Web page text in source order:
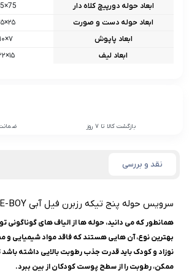
ابعاد حوله دورپیچ کلاه دار
75×75 سانتی متر
ابعاد حوله دست و صورت
۲۵×۲۵ سانتی متر
ابعاد پاپوش
۷×۱۰ سانتی متر
ابعاد لیف
۱۵×۲۲ سانتی متر
بازگشت کالا تا 7 روز
نقد و بررسی
سرويس حوله پنج تيکه رزبرن فيل آبى FAMILY LOVE-BOY
همانطور که می دانید، حوله ها از الیاف های گوناگونی
بهترین نوع، آن هایی هستند که فاقد مواد شیمیایی و
نوزاد و کودک باید قدرت جذب رطوبت بالایی داشته باشد
ممکن، رطوبت را از سطح پوست کودکان از بین ببرد.